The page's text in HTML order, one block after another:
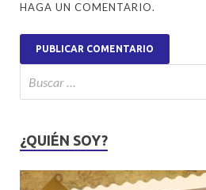
HAGA UN COMENTARIO.
¿QUIÉN SOY?